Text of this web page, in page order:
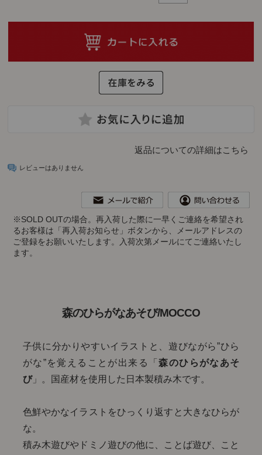
返品についての詳細はこちら
レビューはありません
※SOLD OUTの場合。再入荷した際に一早くご連絡を希望され
るお客様は「再入荷お知らせ」ボタンから、メールアドレスの
ご登録をお願いいたします。入荷次第メールにてご連絡いたし
ます。
森のひらがなあそび/MOCCO
子供に分かりやすいイラストと、遊びながら”ひら
がな”を覚えることが出来る「森のひらがなあそ
び」。国産材を使用した日本製積み木です。
色鮮やかなイラストをひっくり返すと大きなひらが
な。
積み木遊びやドミノ遊びの他に、ことば遊び、こと